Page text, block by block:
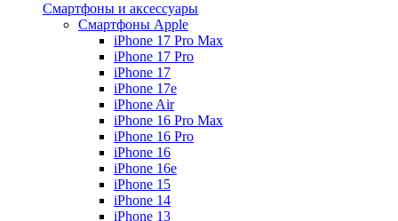
Смартфоны и аксессуары
Смартфоны Apple
iPhone 17 Pro Max
iPhone 17 Pro
iPhone 17
iPhone 17e
iPhone Air
iPhone 16 Pro Max
iPhone 16 Pro
iPhone 16
iPhone 16e
iPhone 15
iPhone 14
iPhone 13